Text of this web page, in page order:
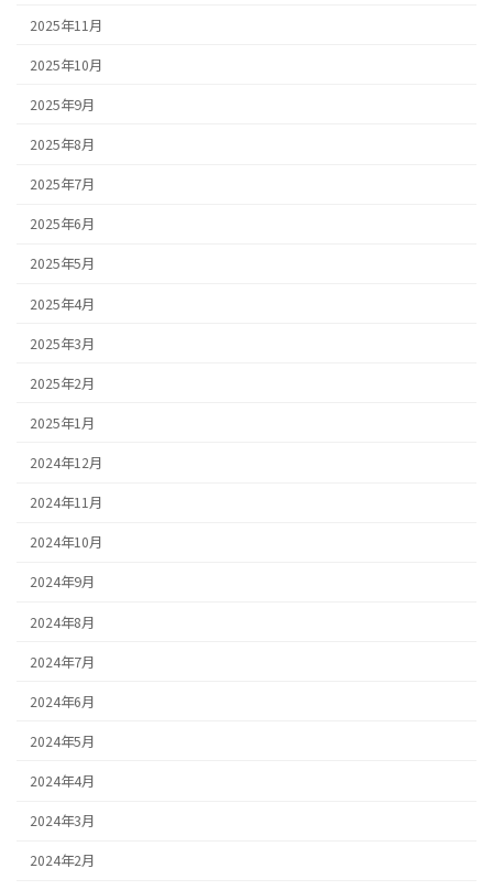
2025年11月
2025年10月
2025年9月
2025年8月
2025年7月
2025年6月
2025年5月
2025年4月
2025年3月
2025年2月
2025年1月
2024年12月
2024年11月
2024年10月
2024年9月
2024年8月
2024年7月
2024年6月
2024年5月
2024年4月
2024年3月
2024年2月